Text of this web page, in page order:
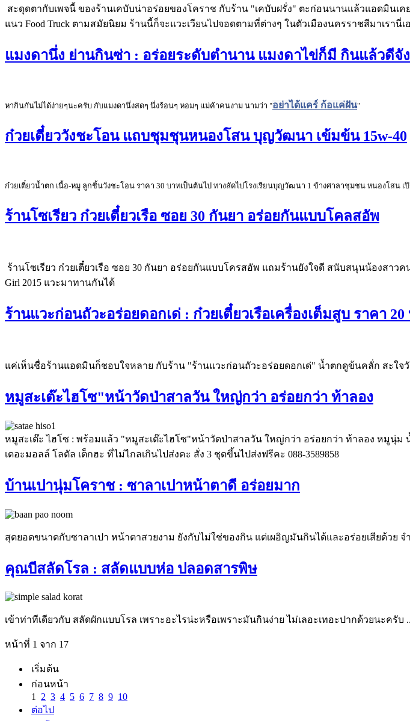
สะดุดตากับเพจนี้ ของร้านเคบับน่าอร่อยของโคราช กับร้าน "เคบับฝรั่ง" ตะก่อนนานแล้วแอดมินเ
แนว Food Truck ตามสมัยนิยม ร้านนี้ก็จะแวะเวียนไปจอดตามที่ต่างๆ ในตัวเมืองนครราชสีมาเรานี่
แมงดานึ่ง ย่านกินซ่า : อร่อยระดับตำนาน แมงดาไข่ก็มี กินแล้วดีจั
หากินกันไม่ได้ง่ายๆนะครับ กับแมงดานึ่งสดๆ นึ่งร้อนๆ หอมๆ แม่ค้าคนงาม นามว่า "อย่าได้แคร์ ก้อแค่ฝัน"
ก๋วยเตี๋ยววังชะโอน แถบชุมชุนหนองโสน บุญวัฒนา เข้มข้น 15w-40
ก๋วยเตี๋ยวน้ำตก เนื้อ-หมู ลูกชิ้นวังชะโอน ราคา 30 บาทเป็นต้นไป ทางลัดไปโรงเรียนบุญวัฒนา 1 ข้างศาลาชุมชน หนองโสน เ
ร้านโซเรียว ก๋วยเตี๋ยวเรือ ซอย 30 กันยา อร่อยกันแบบโคลสอัพ
ร้านโซเรียว ก๋วยเตี๋ยวเรือ ซอย 30 กันยา อร่อยกันแบบโครสอัพ แถมร้านยังใจดี สนับสนุนน้องสา
Girl 2015 แวะมาทานกันได้
ร้านแวะก่อนถัวะอร่อยดอกเด่ : ก๋วยเตี๋ยวเรือเครื่องเต็มสูบ ราคา
แค่เห็นชื่อร้านแอดมินก็ชอบใจหลาย กับร้าน "ร้านแวะก่อนถัวะอร่อยดอกเด่" น้ำตกดูข้นคลั่ก สะใจ
หมูสะเต๊ะไฮโซ"หน้าวัดป่าสาลวัน ใหญ่กว่า อร่อยกว่า ท้าลอง
หมูสะเต๊ะ ไฮโซ : พร้อมแล้ว "หมูสะเต๊ะไฮโซ"หน้าวัดป่าสาลวัน ใหญ่กว่า อร่อยกว่า ท้าลอง หมูนุ่
เดอะมอลล์ โลตัล เต็กฮะ ที่ไม่ไกลเกินไปส่งคะ สั่ง 3 ชุดขึ้นไปส่งฟรีคะ 088-3589858
บ้านเปานุ่มโคราช : ซาลาเปาหน้าตาดี อร่อยมาก
สุดยอดขนาดกับซาลาเปา หน้าตาสวยงาม ยังกับไม่ใช่ของกิน แต่เผอิญมันกินได้และอร่อยเสียด้วย
คุณบีสลัดโรล : สลัดแบบห่อ ปลอดสารพิษ
เข้าท่าทีเดียวกับ สลัดผักแบบโรล เพราะอะไรน่ะหรือเพราะมันกินง่าย ไม่เลอะเทอะปากด้วยนะครั
หน้าที่ 1 จาก 17
เริ่มต้น
ก่อนหน้า
1 2 3 4 5 6 7 8 9 10
ต่อไป